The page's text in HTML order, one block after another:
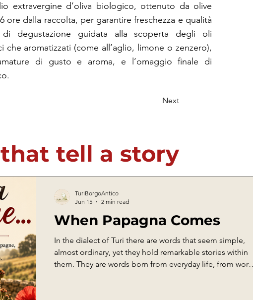
extravergine d’oliva biologico, ottenuto da olive
ore dalla raccolta, per garantire freschezza e qualità
degustazione guidata alla scoperta degli oli
che aromatizzati (come all’aglio, limone o zenzero),
di gusto e aroma, e l’omaggio finale di
Next
When Papagna Comes
In the dialect of Turi there are words that seem simple,
almost ordinary, yet they hold remarkable stories within
them. They are words born from everyday life, from work
TuriBorgoAntico
Jun 15
2 min read
tell a story